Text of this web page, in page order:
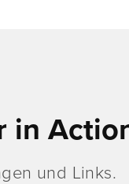
in
und Links.